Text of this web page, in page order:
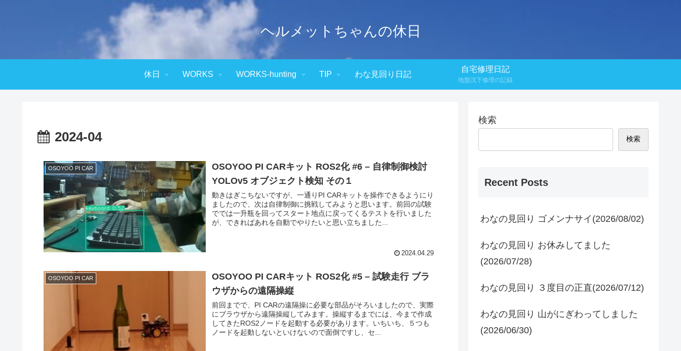
ヘルメットちゃんの休日
休日 WORKS WORKS-hunting TIP わな見回り日記
自宅修理日記
地盤沈下修理の記録
2024-04
OSOYOO PI CAR
OSOYOO PI CARキット ROS2化 #6 – 自律制御検討
YOLOv5 オブジェクト検知 その１
動きはぎこちないですが、一通りPI CARキットを操作できるようにり
ましたので、次は自律制御に挑戦してみようと思います。前回の試験
ででは一升瓶を回ってスタート地点に戻ってくるテストを行いました
が、できればあれを自動でやりたいと思い立ちました...
2024.04.29
OSOYOO PI CAR
OSOYOO PI CARキット ROS2化 #5 – 試験走行 ブラ
ウザからの遠隔操縦
前回までで、PI CARの遠隔操に必要な部品がそろいましたので、実際
にブラウザから遠隔操縦してみます。操縦するまでには、今まで作成
してきたROS2ノードを起動する必要があります。いちいち、５つも
ノードを起動しないといけないので面倒ですし、セ...
検索
検索
Recent Posts
わなの見回り ゴメンナサイ(2026/08/02)
わなの見回り お休みしてました
(2026/07/28)
わなの見回り ３度目の正直(2026/07/12)
わなの見回り 山がにぎわってしました
(2026/06/30)